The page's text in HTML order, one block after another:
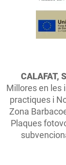
CALAFAT,
Millores en les
practiques i
Zona
Plaques